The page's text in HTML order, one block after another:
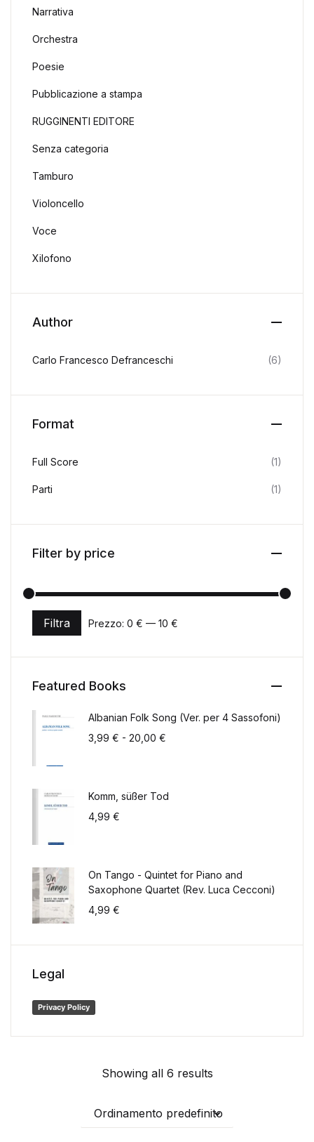
Showing all 6 results
Ordinamento predefinito
Narrativa
Orchestra
Poesie
Pubblicazione a stampa
RUGGINENTI EDITORE
Senza categoria
Tamburo
Violoncello
Voce
Xilofono
Author
Carlo Francesco Defranceschi (6)
Format
Full Score (1)
Parti (1)
Filter by price
Prezzo Min
Prezzo Max
Filtra Prezzo: 0 € — 10 €
Featured Books
Albanian Folk Song (Ver. per 4 Sassofoni)
3,99 € - 20,00 €
Komm, süßer Tod
4,99 €
On Tango - Quintet for Piano and
Saxophone Quartet (Rev. Luca Cecconi)
4,99 €
Legal
Privacy Policy